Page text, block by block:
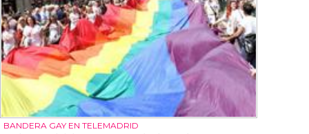
BANDERA GAY EN TELEMADRID